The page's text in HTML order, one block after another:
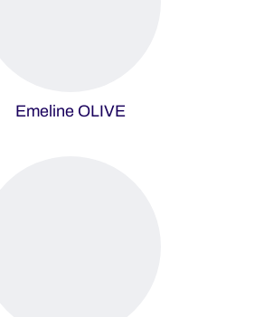
Emeline OLIVE